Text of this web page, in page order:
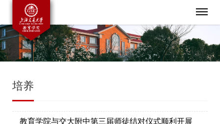
培养
教育学院与交大附中第三届师徒结对仪式顺利开展